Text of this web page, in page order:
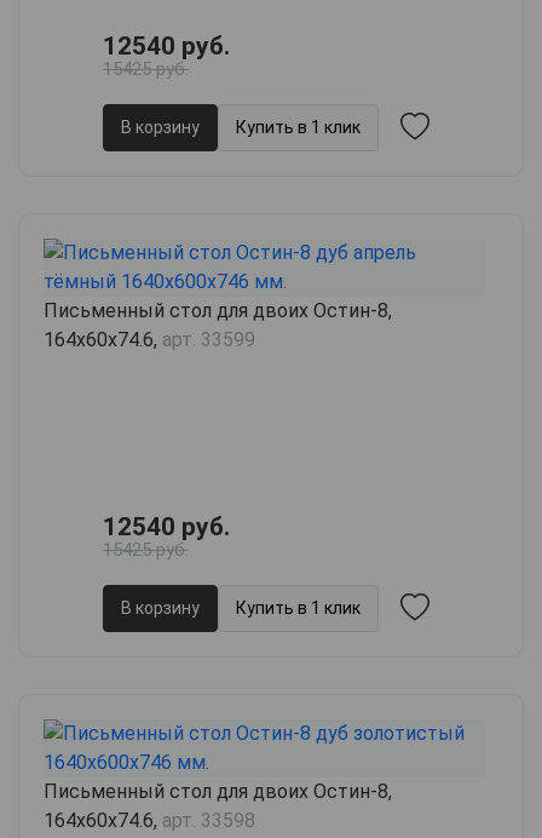
12540 руб.
15425 руб.
В корзину Купить в 1 клик
Письменный стол для двоих Остин-8,
164х60х74.6, арт. 33599
12540 руб.
15425 руб.
В корзину Купить в 1 клик
Письменный стол для двоих Остин-8,
164х60х74.6, арт. 33598